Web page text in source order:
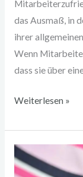
das Ausmaß, in
ihrer
Wenn
dass sie über
Weiterlesen »
Unser
erster